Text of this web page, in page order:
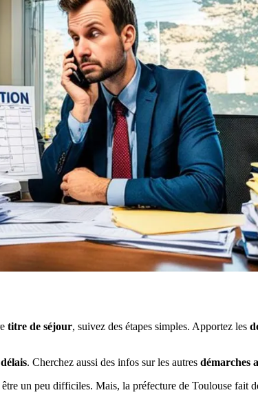
titre de séjour, suivez des étapes simples. Apportez les
délais. Cherchez aussi des infos sur les autres démarches
un peu difficiles. Mais, la préfecture de Toulouse fait